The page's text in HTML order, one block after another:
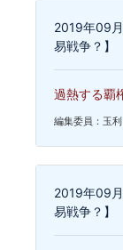
2019年09
易戦争？】
過熱する覇
編集委員：玉
2019年09
易戦争？】